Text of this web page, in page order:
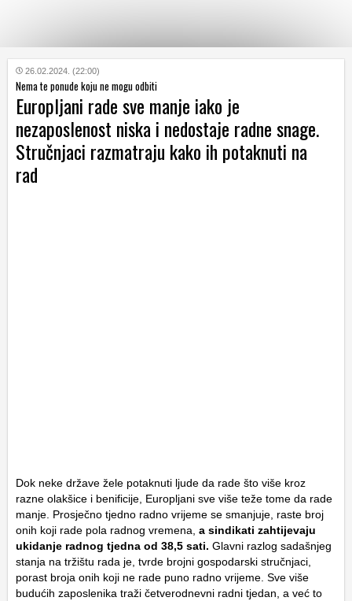
KATEGORIJE
HRVATSKI
WEB
26.02.2024. (22:00)
Nema te ponude koju ne mogu odbiti
Europljani rade sve manje iako je
nezaposlenost niska i nedostaje radne snage.
Stručnjaci razmatraju kako ih potaknuti na
rad
Dok neke države žele potaknuti ljude da rade što više kroz
razne olakšice i benificije, Europljani sve više teže tome da rade
manje. Prosječno tjedno radno vrijeme se smanjuje, raste broj
onih koji rade pola radnog vremena, a sindikati zahtijevaju
ukidanje radnog tjedna od 38,5 sati. Glavni razlog sadašnjeg
stanja na tržištu rada je, tvrde brojni gospodarski stručnjaci,
porast broja onih koji ne rade puno radno vrijeme. Sve više
budućih zaposlenika traži četverodnevni radni tjedan, a već to